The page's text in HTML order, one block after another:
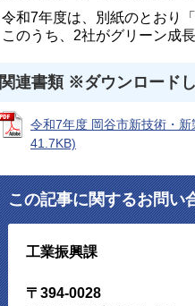
令和7年度は、別紙のとおり
このうち、2社がグリーン成
関連書類 ※ダウンロード
令和7年度 岡谷市新技術・
41.7KB)
この記事に関するお問い
工業振興課
〒394-0028